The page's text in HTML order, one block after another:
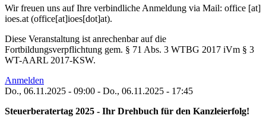
Wir freuen uns auf Ihre verbindliche Anmeldung via Mail: office [at]
ioes.at (office[at]ioes[dot]at).
Diese Veranstaltung ist anrechenbar auf die
Fortbildungsverpflichtung gem. § 71 Abs. 3 WTBG 2017 iVm § 3
WT-AARL 2017-KSW.
Anmelden
Do., 06.11.2025 - 09:00 - Do., 06.11.2025 - 17:45
Steuerberatertag 2025 - Ihr Drehbuch für den Kanzleierfolg!